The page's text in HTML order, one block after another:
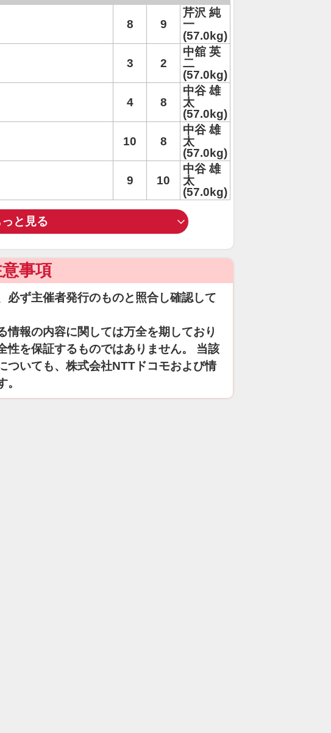
8 9
芹沢 純
一
(57.0kg)
3 2
中舘 英
二
(57.0kg)
4 8
中谷 雄
太
(57.0kg)
10 8
中谷 雄
太
(57.0kg)
9 10
中谷 雄
太
(57.0kg)
っと見る
事項
必ず主催者発行のものと照合し確認して
報の内容に関しては万全を期しており
性を保証するものではありません。 当該
ついても、株式会社NTTドコモおよび情